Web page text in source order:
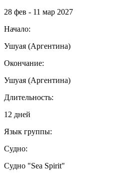
28 фев - 11 мар 2027
Начало:
Ушуая (Аргентина)
Окончание:
Ушуая (Аргентина)
Длительность:
12 дней
Язык группы:
Судно:
Cудно "Sea Spirit"